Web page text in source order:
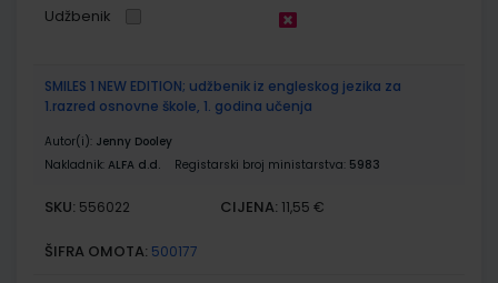
Udžbenik
SMILES 1 NEW EDITION; udžbenik iz engleskog jezika za
1.razred osnovne škole, 1. godina učenja
Autor(i): Jenny Dooley
Nakladnik: ALFA d.d. Registarski broj ministarstva: 5983
SKU: 556022 CIJENA: 11,55 €
ŠIFRA OMOTA: 500177